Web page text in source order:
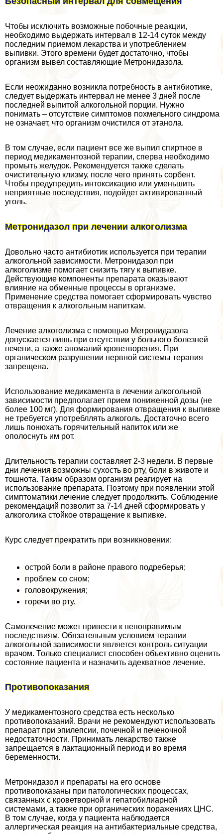
Чтобы исключить возможные побочные реакции,
необходимо выдержать интервал в 12-14 суток между
последним приемом лекарства и употрeблением
выпивки. Этого времени будет достаточно, чтобы
организм вывел составляющие Метронидазола.
Если неожиданно возникла потребность в антибиотике,
следует выдержать интервал не менее 3 дней после
последней выпитой алкогольной порции. Нужно
понимать – отсутствие симптомов похмельного синдрома
не означает, что организм очистился от этанола.
В том случае, если пациент все же выпил спиртное в
период медикаментозной терапии, сперва необходимо
промыть желудок. Рекомендуется также сделать
очистительную клизму, после чего принять сорбент.
Чтобы предупредить интоксикацию или уменьшить
неприятные последствия, подойдет активированный
уголь.
Метронидазол при лечении алкоголизма
Довольно часто антибиотик используется при терапии
алкогольной зависимости. Метронидазол при
алкоголизме помогает снизить тягу к выпивке.
Действующие компоненты препарата оказывают
влияние на обменные процессы в организме.
Применение средства помогает сформировать чувство
отвращения к алкогольным напиткам.
Лечение алкоголизма с помощью Метронидазола
допускается лишь при отсутствии у больного болезней
печени, а также аномалий кроветворения. При
органическом разрушении нервной системы терапия
запрещена.
Использование медикамента в лечении алкогольной
зависимости предполагает прием пониженной дозы (не
более 100 мг). Для формирования отвращения к выпивке
не требуется употрeбллять алкоголь. Достаточно всего
лишь понюхать горячительный напиток или же
ополоснуть им рот.
Длительность терапии составляет 2-3 недели. В первые
дни лечения возможны сухость во рту, боли в животе и
тошнота. Таким образом организм реагирует на
использование препарата. Поэтому при появлении этой
симптоматики лечение следует продолжить. Соблюдение
рекомендаций позволит за 7-14 дней сформировать у
алкоголика стойкое отвращение к выпивке.
Курс следует прекратить при возникновении:
острой боли в районе правого подреберья;
проблем со сном;
головокружения;
горечи во рту.
Самолечение может привести к непоправимым
последствиям. Обязательным условием терапии
алкогольной зависимости является контроль ситуации
врачом. Только специалист способен объективно оценить
состояние пациента и назначить адекватное лечение.
Противопоказания
У медикаментозного средства есть несколько
противопоказаний. Врачи не рекомендуют использовать
препарат при эпилепсии, почечной и печеночной
недостаточности. Принимать лекарство также
запрещается в лактационный период и во время
беременности.
Метронидазол и препараты на его основе
противопоказаны при патологических процессах,
связанных с кроветворной и гепатобилиарной
системами, а также при органических поражениях ЦНС.
В том случае, когда у пациента наблюдается
аллергическая реакция на антибактериальные средства,